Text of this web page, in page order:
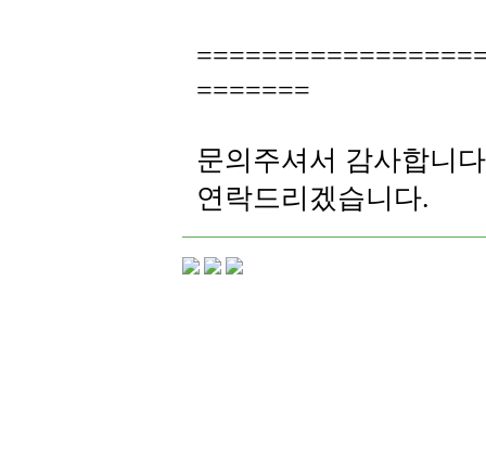
=======
문의주셔서 감사합니
연락드리겠습니다.